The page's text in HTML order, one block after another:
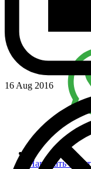
Написать в
16 Aug 2016